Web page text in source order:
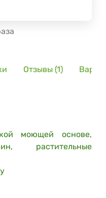
Отзывы (1)
моющей основе,
растительные